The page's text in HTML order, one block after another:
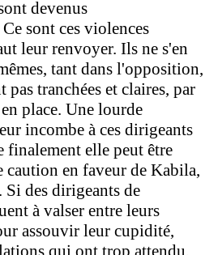
devenus
sont ces violences
leur renvoyer. Ils ne s'en
tant dans l'opposition,
pas tranchées et claires, par
place. Une lourde
incombe à ces dirigeants
elle peut être
caution en faveur de Kabila,
des dirigeants de
à valser entre leurs
assouvir leur cupidité,